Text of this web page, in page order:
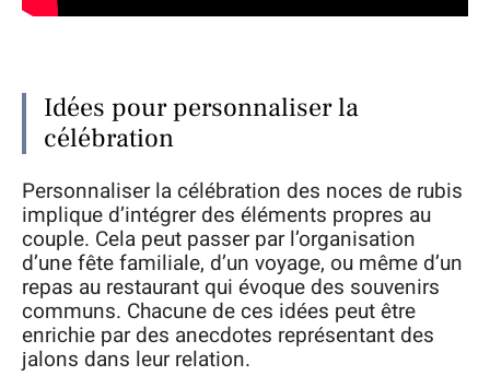
Idées pour personnaliser la
célébration
Personnaliser la célébration des noces de rubis
implique d’intégrer des éléments propres au
couple. Cela peut passer par l’organisation
d’une fête familiale, d’un voyage, ou même d’un
repas au restaurant qui évoque des souvenirs
communs. Chacune de ces idées peut être
enrichie par des anecdotes représentant des
jalons dans leur relation.